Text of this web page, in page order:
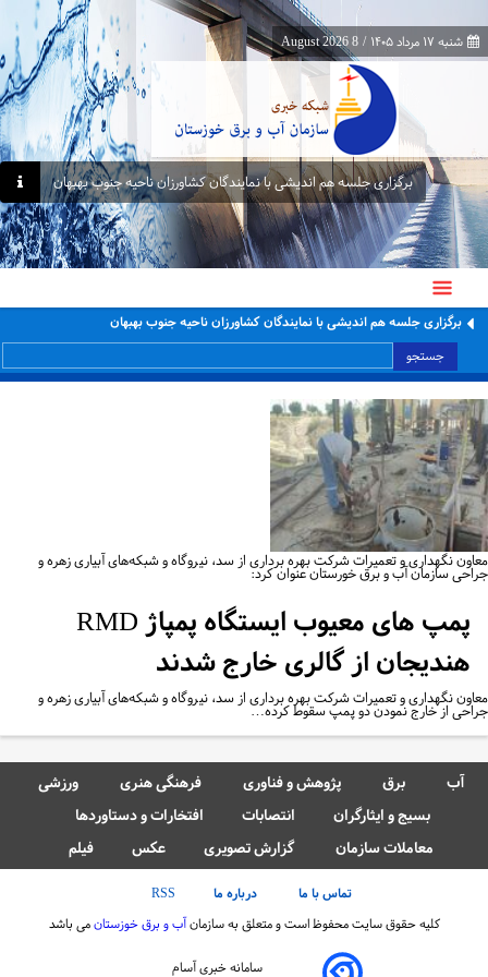
شنبه ۱۷ مرداد ۱۴۰۵ /
8 August 2026
برگزاری جلسه هم اندیشی با نمایندگان کشاورزان ناحیه جنوب بهبهان
برگزاری جلسه هم اندیشی با نمایندگان کشاورزان ناحیه جنوب بهبهان
جستجو
نگهداری و تعمیرات شرکت بهره برداری از سد، نیروگاه و شبکه‌های آبیاری زهره و
سازمان آب و برق خورستان عنوان کرد:
پمپ های معیوب ایستگاه پمپاژ RMD
هندیجان از گالری خارج شدند
نگهداری و تعمیرات شرکت بهره برداری از سد، نیروگاه و شبکه‌های آبیاری زهره و
از خارج نمودن دو پمپ سقوط کرده…
آب برق پژوهش و فناوری فرهنگی هنری
ورزشی
بسیج و ایثارگران
انتصابات
افتخارات و دستاوردها
معاملات سازمان
گزارش تصویری عکس فیلم
تماس با ما درباره ما
RSS
کلیه حقوق سایت محفوظ است و متعلق به سازمانآب و برق خوزستانمی باشد
سامانه خبری آسام